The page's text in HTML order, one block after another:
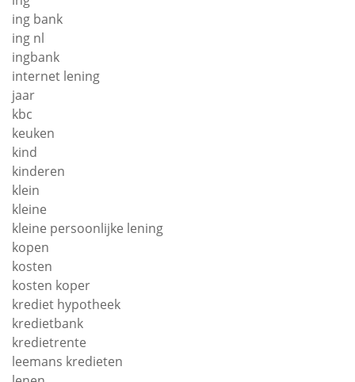
ing bank
ing nl
ingbank
internet lening
jaar
kbc
keuken
kind
kinderen
klein
kleine
kleine persoonlijke lening
kopen
kosten
kosten koper
krediet hypotheek
kredietbank
kredietrente
leemans kredieten